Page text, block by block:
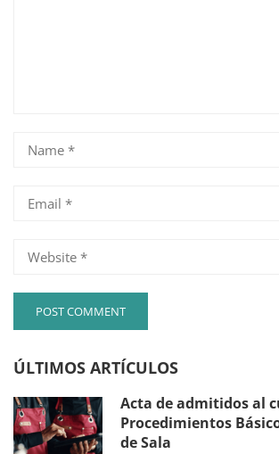
ÚLTIMOS ARTÍCULOS
Acta de admitidos al
Procedimientos
de Sala